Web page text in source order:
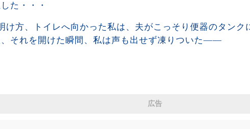
た・・・
け方、トイレへ向かった私は、夫がこっそり便器のタンク
、それを開けた瞬間、私は声も出せず凍りついた――
広告